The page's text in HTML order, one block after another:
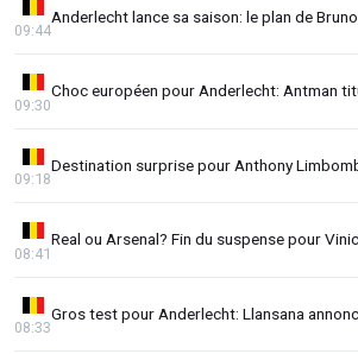
Anderlecht lance sa saison: le plan de
09:44
Choc européen pour Anderlecht: Antman
09:30
Destination surprise pour Anthony
09:18
Real ou Arsenal? Fin du suspense pour
08:41
Gros test pour Anderlecht: Llansana
08:33